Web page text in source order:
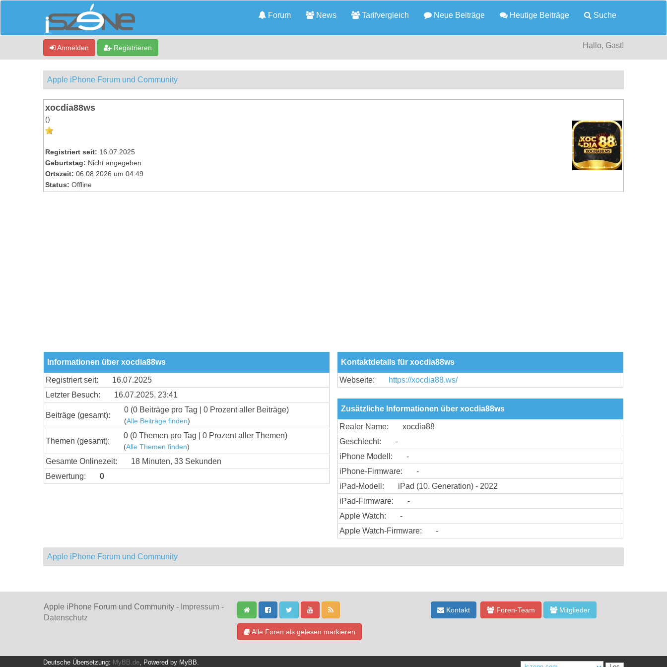
Forum News Tarifvergleich Neue Beiträge Heutige Beiträge Suche
Anmelden Registrieren Hallo, Gast!
Apple iPhone Forum und Community
xocdia88ws
()
Registriert seit: 16.07.2025
Geburtstag: Nicht angegeben
Ortszeit: 06.08.2026 um 04:49
Status: Offline
Informationen über xocdia88ws
Registriert seit:
16.07.2025
Letzter Besuch:
16.07.2025, 23:41
Beiträge (gesamt):
0 (0 Beiträge pro Tag | 0 Prozent aller Beiträge)
(Alle Beiträge finden)
Themen (gesamt):
0 (0 Themen pro Tag | 0 Prozent aller Themen)
(Alle Themen finden)
Gesamte Onlinezeit:
18 Minuten, 33 Sekunden
Bewertung:
0
Kontaktdetails für xocdia88ws
Webseite: https://xocdia88.ws/
Zusätzliche Informationen über xocdia88ws
Realer Name:
xocdia88
Geschlecht:
-
iPhone Modell:
-
iPhone-Firmware:
-
iPad-Modell:
iPad (10. Generation) - 2022
iPad-Firmware:
-
Apple Watch:
-
Apple Watch-Firmware:
-
Apple iPhone Forum und Community
Apple iPhone Forum und Community - Impressum -
Datenschutz
Alle Foren als gelesen markieren
Kontakt Foren-Team Mitglieder
Deutsche Übersetzung: MyBB.de , Powered by MyBB